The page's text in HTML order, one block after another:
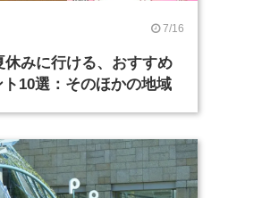
7/16
休みに行ける、おすすめ
10選：そのほかの地域